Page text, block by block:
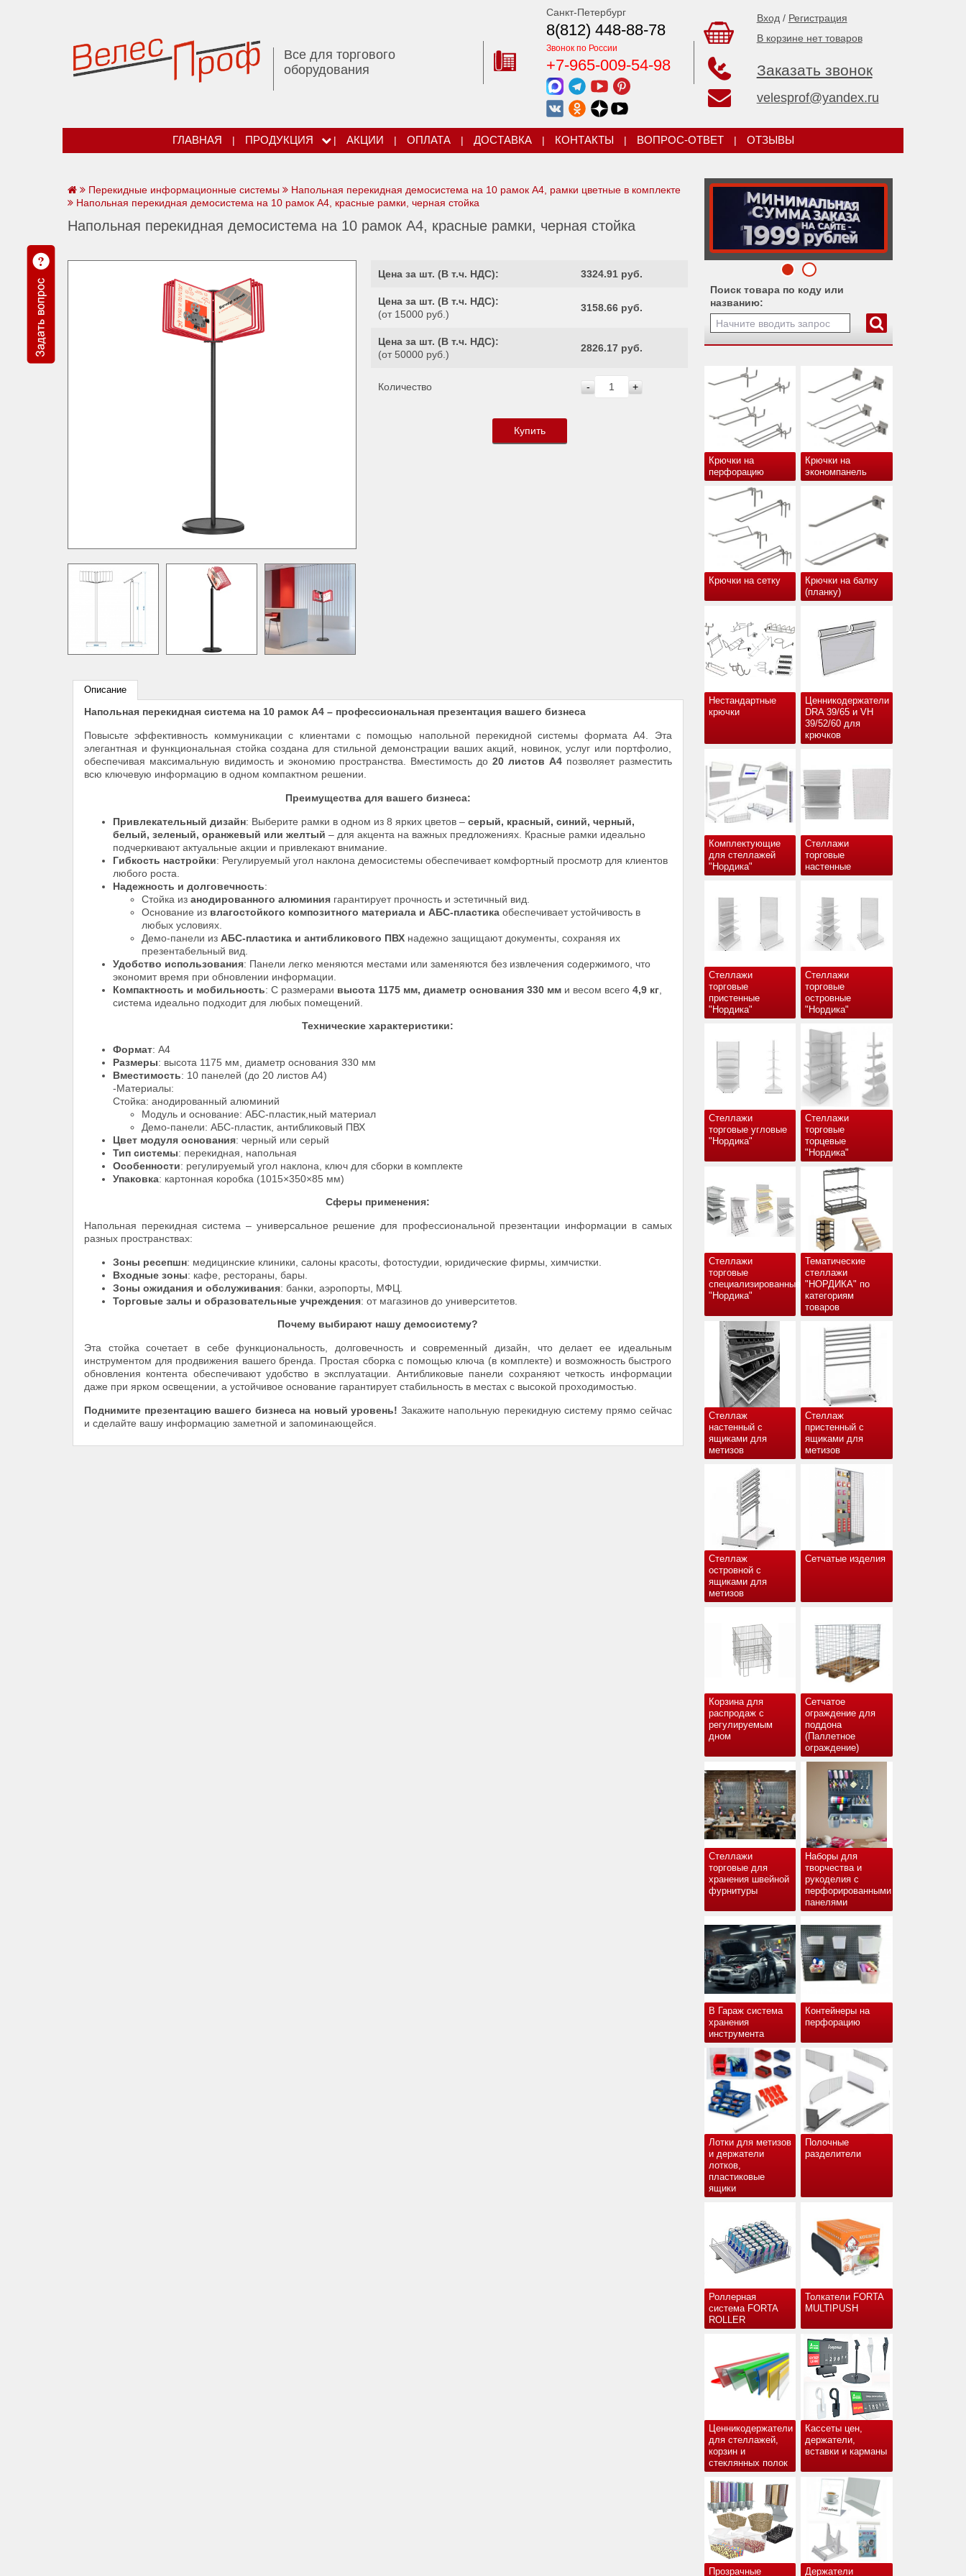
Все для торгового
оборудования
Санкт-Петербург
8(812) 448-88-78
Звонок по России
+7-965-009-54-98
Вход / Регистрация
В корзине нет товаров
Заказать звонок
velesprof@yandex.ru
ГЛАВНАЯ | ПРОДУКЦИЯ | АКЦИИ | ОПЛАТА | ДОСТАВКА | КОНТАКТЫ | ВОПРОС-ОТВЕТ | ОТЗЫВЫ
Поиск товара по коду или
названию:
Крючки на
перфорацию
Крючки на
экономпанель
Крючки на сетку
Крючки на балку
(планку)
Нестандартные
крючки
Ценникодержатели
DRA 39/65 и VH
39/52/60 для
крючков
Комплектующие
для стеллажей
"Нордика"
Стеллажи
торговые
настенные
Стеллажи
торговые
пристенные
"Нордика"
Стеллажи
торговые
островные
"Нордика"
Стеллажи
торговые угловые
"Нордика"
Стеллажи
торговые
торцевые
"Нордика"
Стеллажи
торговые
специализированные
"Нордика"
Тематические
стеллажи
"НОРДИКА" по
категориям
товаров
Стеллаж
настенный с
ящиками для
метизов
Стеллаж
пристенный с
ящиками для
метизов
Стеллаж
островной с
ящиками для
метизов
Сетчатые изделия
Корзина для
распродаж с
регулируемым
дном
Сетчатое
ограждение для
поддона
(Паллетное
ограждение)
Стеллажи
торговые для
хранения швейной
фурнитуры
Наборы для
творчества и
рукоделия с
перфорированными
панелями
В Гараж система
хранения
инструмента
Контейнеры на
перфорацию
Лотки для метизов
и держатели
лотков,
пластиковые
ящики
Полочные
разделители
Роллерная
система FORTA
ROLLER
Толкатели FORTA
MULTIPUSH
Ценникодержатели
для стеллажей,
корзин и
стеклянных полок
Кассеты цен,
держатели,
вставки и карманы
Прозрачные Держатели
Перекидные информационные системы
Напольная перекидная демосистема на 10 рамок А4, рамки цветные в комплекте
Напольная перекидная демосистема на 10 рамок А4, красные рамки, черная стойка
Напольная перекидная демосистема на 10 рамок А4, красные рамки, черная стойка
Цена за шт. (В т.ч. НДС): 3324.91 руб.
Цена за шт. (В т.ч. НДС):
(от 15000 руб.)
3158.66 руб.
Цена за шт. (В т.ч. НДС):
(от 50000 руб.)
2826.17 руб.
Количество - +
Купить
Описание
Напольная перекидная система на 10 рамок А4 – профессиональная презентация вашего бизнеса
Повысьте эффективность коммуникации с клиентами с помощью напольной перекидной системы формата А4. Эта
элегантная и функциональная стойка создана для стильной демонстрации ваших акций, новинок, услуг или портфолио,
обеспечивая максимальную видимость и экономию пространства. Вместимость до 20 листов А4позволяет разместить
всю ключевую информацию в одном компактном решении.
Преимущества для вашего бизнеса:
Привлекательный дизайн: Выберите рамки в одном из 8 ярких цветов – серый, красный, синий, черный,
белый, зеленый, оранжевый или желтый – для акцента на важных предложениях. Красные рамки идеально
подчеркивают актуальные акции и привлекают внимание.
Гибкость настройки: Регулируемый угол наклона демосистемы обеспечивает комфортный просмотр для клиентов
любого роста.
Надежность и долговечность:
Стойка из анодированного алюминия гарантирует прочность и эстетичный вид.
Основание из влагостойкого композитного материала и АБС-пластика обеспечивает устойчивость в
любых условиях.
Демо-панели из АБС-пластика и антибликового ПВХ надежно защищают документы, сохраняя их
презентабельный вид.
Удобство использования: Панели легко меняются местами или заменяются без извлечения содержимого, что
экономит время при обновлении информации.
Компактность и мобильность: С размерами высота 1175 мм, диаметр основания 330 мм и весом всего 4,9 кг
система идеально подходит для любых помещений.
Технические характеристики:
Формат: А4
Размеры: высота 1175 мм, диаметр основания 330 мм
Вместимость: 10 панелей (до 20 листов А4)
-Материалы:
Стойка: анодированный алюминий
Модуль и основание: АБС-пластик,ный материал
Демо-панели: АБС-пластик, антибликовый ПВХ
Цвет модуля основания: черный или серый
Тип системы: перекидная, напольная
Особенности: регулируемый угол наклона, ключ для сборки в комплекте
Упаковка: картонная коробка (1015×350×85 мм)
Сферы применения:
Напольная перекидная система – универсальное решение для профессиональной презентации информации в самых
разных пространствах:
Зоны ресепшн: медицинские клиники, салоны красоты, фотостудии, юридические фирмы, химчистки.
Входные зоны: кафе, рестораны, бары.
Зоны ожидания и обслуживания: банки, аэропорты, МФЦ.
Торговые залы и образовательные учреждения: от магазинов до университетов.
Почему выбирают нашу демосистему?
Эта стойка сочетает в себе функциональность, долговечность и современный дизайн, что делает ее идеальным
инструментом для продвижения вашего бренда. Простая сборка с помощью ключа (в комплекте) и возможность быстрого
обновления контента обеспечивают удобство в эксплуатации. Антибликовые панели сохраняют четкость информации
даже при ярком освещении, а устойчивое основание гарантирует стабильность в местах с высокой проходимостью.
Поднимите презентацию вашего бизнеса на новый уровень! Закажите напольную перекидную систему прямо сейчас
и сделайте вашу информацию заметной и запоминающейся.